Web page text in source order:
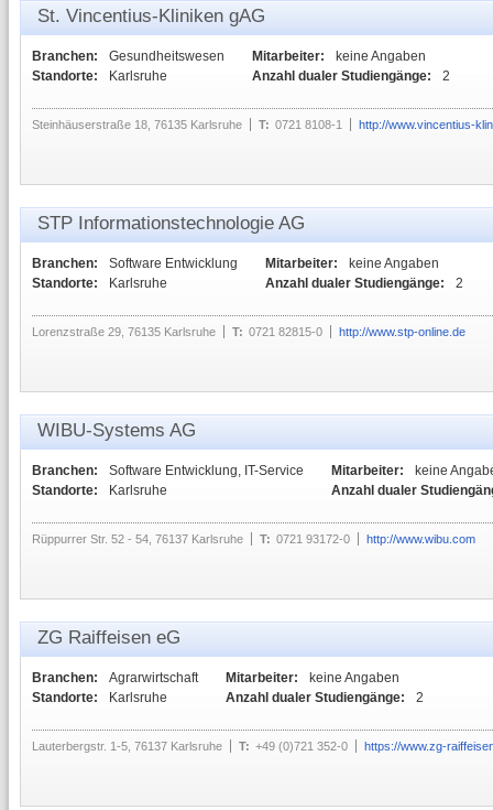
St. Vincentius-Kliniken gAG
Branchen:
Gesundheitswesen
Standorte:
Karlsruhe
Mitarbeiter:
keine Angaben
Anzahl dualer Studiengänge:
2
Steinhäuserstraße 18, 76135 Karlsruhe T: 0721 8108-1 http://www.vincentius-
STP Informationstechnologie AG
Branchen:
Software Entwicklung
Standorte:
Karlsruhe
Mitarbeiter:
keine Angaben
Anzahl dualer Studiengänge:
2
Lorenzstraße 29, 76135 Karlsruhe T: 0721 82815-0 http://www.stp-online.de
WIBU-Systems AG
Branchen:
Software Entwicklung, IT-Service
Standorte:
Karlsruhe
Mitarbeiter:
keine
Anzahl dualer
Rüppurrer Str. 52 - 54, 76137 Karlsruhe T: 0721 93172-0 http://www.wibu.com
ZG Raiffeisen eG
Branchen:
Agrarwirtschaft
Standorte:
Karlsruhe
Mitarbeiter:
keine Angaben
Anzahl dualer Studiengänge:
2
Lauterbergstr. 1-5, 76137 Karlsruhe T: +49 (0)721 352-0 https://www.zg-